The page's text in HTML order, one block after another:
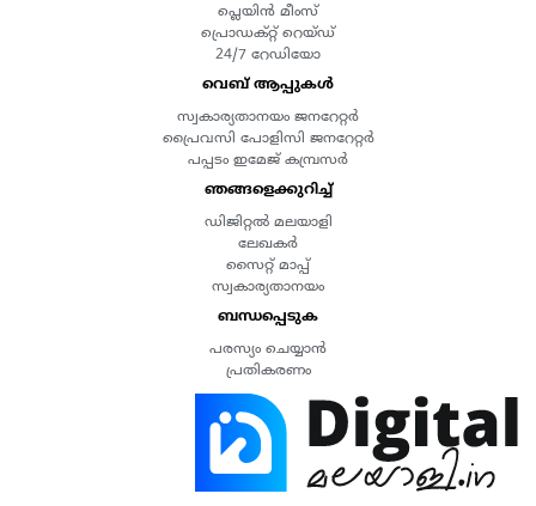
പ്ലെയിൻ മീംസ്
പ്രൊഡക്റ്റ് റെയ്ഡ്
24/7 റേഡിയോ
വെബ് ആപ്പുകൾ
സ്വകാര്യതാനയം ജനറേറ്റർ
പ്രൈവസി പോളിസി ജനറേറ്റർ
പപ്പടം ഇമേജ് കമ്പ്രസർ
ഞങ്ങളെക്കുറിച്ച്
ഡിജിറ്റൽ മലയാളി
ലേഖകർ
സൈറ്റ് മാപ്പ്
സ്വകാര്യതാനയം
ബന്ധപ്പെടുക
പരസ്യം ചെയ്യാൻ
പ്രതികരണം